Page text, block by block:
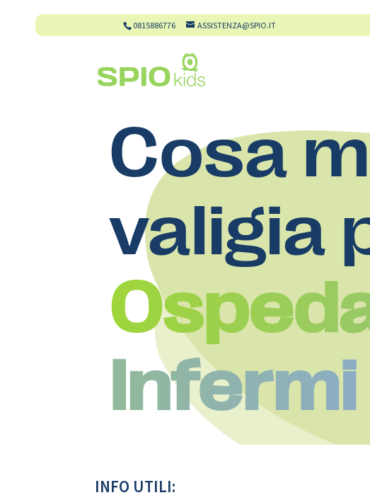
0815886776 ASSISTENZA@SPIO.IT
Cosa
valigia
Infermi
INFO UTILI: